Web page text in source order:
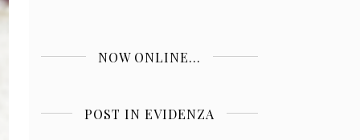
NOW ONLINE...
POST IN EVIDENZA